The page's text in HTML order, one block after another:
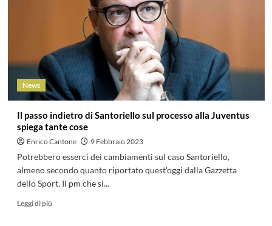
News
Il passo indietro di Santoriello sul processo alla Juventus
spiega tante cose
Enrico Cantone 9 Febbraio 2023
Potrebbero esserci dei cambiamenti sul caso Santoriello,
almeno secondo quanto riportato quest'oggi dalla Gazzetta
dello Sport. Il pm che si...
Leggi di più